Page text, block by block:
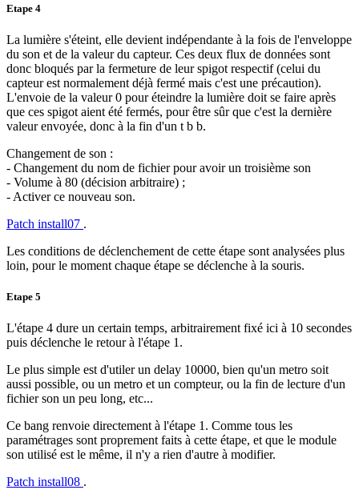
Etape 4
La lumière s'éteint, elle devient indépendante à la fois de l'enveloppe
du son et de la valeur du capteur. Ces deux flux de données sont
donc bloqués par la fermeture de leur spigot respectif (celui du
capteur est normalement déjà fermé mais c'est une précaution).
L'envoie de la valeur 0 pour éteindre la lumière doit se faire après
que ces spigot aient été fermés, pour être sûr que c'est la dernière
valeur envoyée, donc à la fin d'un t b b.
Changement de son :
- Changement du nom de fichier pour avoir un troisième son
- Volume à 80 (décision arbitraire) ;
- Activer ce nouveau son.
Patch install07 .
Les conditions de déclenchement de cette étape sont analysées plus
loin, pour le moment chaque étape se déclenche à la souris.
Etape 5
L'étape 4 dure un certain temps, arbitrairement fixé ici à 10 secondes
puis déclenche le retour à l'étape 1.
Le plus simple est d'utiler un delay 10000, bien qu'un metro soit
aussi possible, ou un metro et un compteur, ou la fin de lecture d'un
fichier son un peu long, etc...
Ce bang renvoie directement à l'étape 1. Comme tous les
paramétrages sont proprement faits à cette étape, et que le module
son utilisé est le même, il n'y a rien d'autre à modifier.
Patch install08 .